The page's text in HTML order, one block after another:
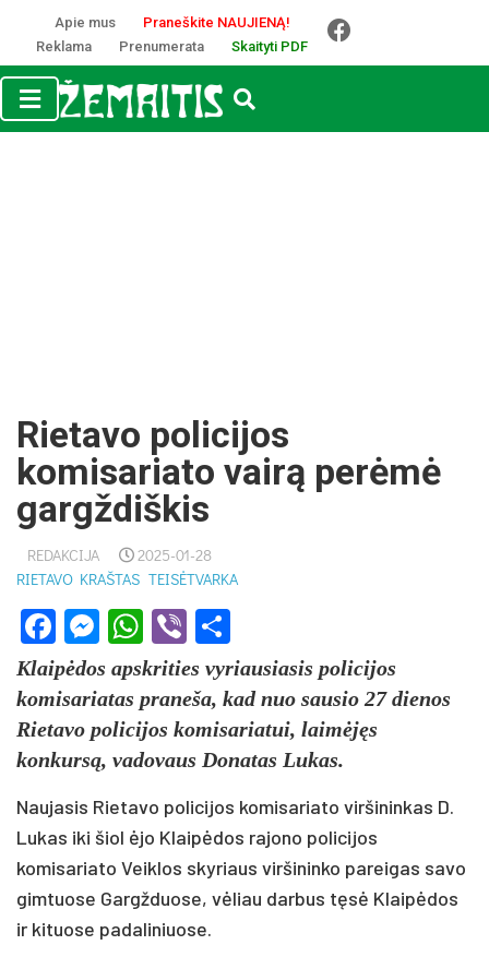
Apie mus
Praneškite NAUJIENĄ!
Reklama
Prenumerata Skaityti PDF
Rietavo policijos
komisariato vairą perėmė
gargždiškis
REDAKCIJA
2025-01-28
RIETAVO KRAŠTAS TEISĖTVARKA
Facebook
Messenger
WhatsApp
Viber
Klaipėdos apskrities vyriausiasis policijos
komisariatas praneša, kad nuo sausio 27 dienos
Rietavo policijos komisariatui, laimėjęs
konkursą, vadovaus Donatas Lukas.
Naujasis Rietavo policijos komisariato viršininkas D.
Lukas iki šiol ėjo Klaipėdos rajono policijos
komisariato Veiklos skyriaus viršininko pareigas savo
gimtuose Gargžduose, vėliau darbus tęsė Klaipėdos
ir kituose padaliniuose.